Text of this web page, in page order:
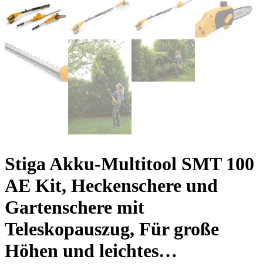
Stiga Akku-Multitool SMT 100
AE Kit, Heckenschere und
Gartenschere mit
Teleskopauszug, Für große
Höhen und leichtes…